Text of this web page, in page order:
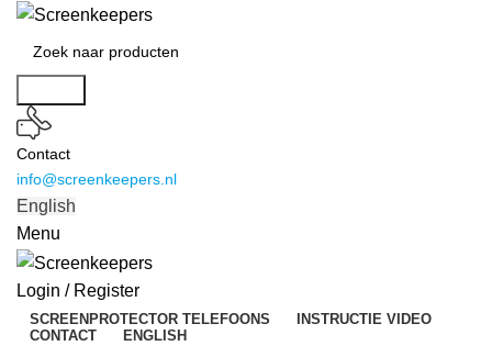
Contact
info@screenkeepers.nl
English
Menu
Login / Register
SCREENPROTECTOR TELEFOONS
INSTRUCTIE VIDEO
CONTACT
ENGLISH